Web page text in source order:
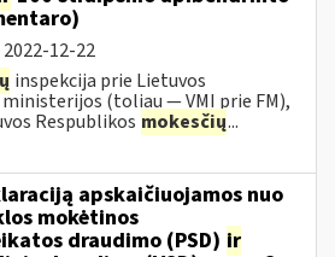
2022-12-22
inspekcija prie Lietuvos
(toliau — VMI prie FM),
Respublikos mokesčių...
apskaičiuojamos nuo
mokėtinos
draudimo (PSD) ir